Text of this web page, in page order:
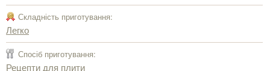
Складність приготування:
Легко
Спосіб приготування:
Рецепти для плити